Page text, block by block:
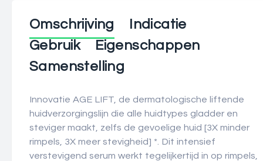
Omschrijving
Indicatie
Gebruik
Eigenschappen
Samenstelling
Innovatie AGE LIFT, de dermatologische liftende
huidverzorgingslijn die alle huidtypes gladder en
steviger maakt, zelfs de gevoelige huid [3X minder
rimpels, 3X meer stevigheid] *. Dit intensief
verstevigend serum werkt tegelijkertijd in op rimpels,